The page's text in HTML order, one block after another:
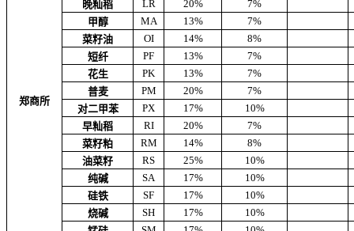
郑商所
晚籼稻
LR 20%
7%
甲醇
MA 13%
7%
菜籽油
OI 14%
8%
短纤
PF 13%
7%
花生
PK 13%
7%
普麦
PM 20%
7%
对二甲苯
PX 17%
10%
早籼稻
RI 20%
7%
菜籽粕
RM 14%
8%
油菜籽
RS 25%
10%
纯碱
SA 17%
10%
硅铁
SF 17%
10%
烧碱
SH 17%
10%